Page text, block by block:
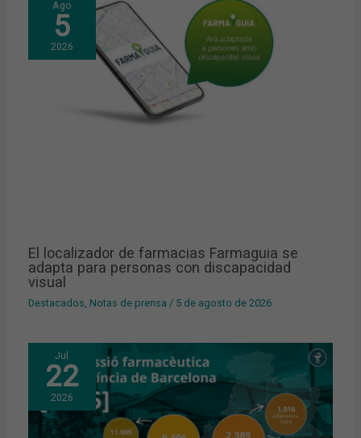
Ago
5
2026
El localizador de farmacias Farmaguia se
adapta para personas con discapacidad
visual
Destacados Notas de prensa / 5 de agosto de 2026
Jul
22
2026